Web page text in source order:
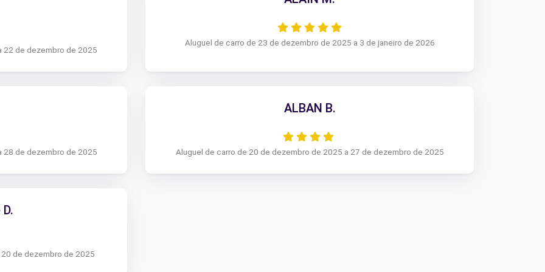
22 de dezembro de 2025
Aluguel de carro de 23 de dezembro de 2025 a 3 de janeiro de 2026
28 de dezembro de 2025
ALBAN B.
Aluguel de carro de 20 de dezembro de 2025 a 27 de dezembro de 2025
de dezembro de 2025